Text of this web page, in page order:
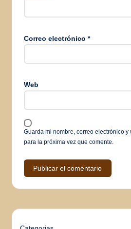
Correo electrónico *
Web
Guarda mi nombre, correo electrónico
para la próxima vez que comente.